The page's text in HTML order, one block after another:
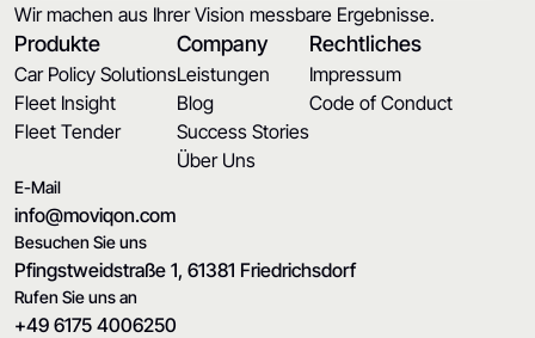
Wir machen aus Ihrer Vision messbare Ergebnisse.
Produkte
Car Policy Solutions
Fleet Insight
Fleet Tender
Company
Leistungen
Blog
Success Stories
Über Uns
Rechtliches
Impressum
Code of Conduct
E-Mail
info@moviqon.com
Besuchen Sie uns
Pfingstweidstraße 1, 61381 Friedrichsdorf
Rufen Sie uns an
+49 6175 4006250